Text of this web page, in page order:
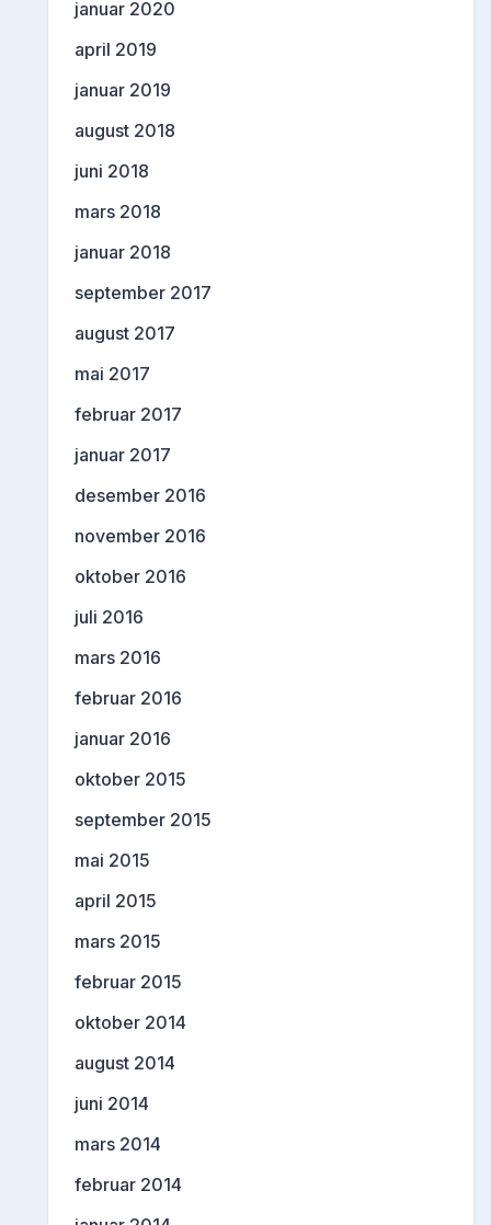
januar 2020
april 2019
januar 2019
august 2018
juni 2018
mars 2018
januar 2018
september 2017
august 2017
mai 2017
februar 2017
januar 2017
desember 2016
november 2016
oktober 2016
juli 2016
mars 2016
februar 2016
januar 2016
oktober 2015
september 2015
mai 2015
april 2015
mars 2015
februar 2015
oktober 2014
august 2014
juni 2014
mars 2014
februar 2014